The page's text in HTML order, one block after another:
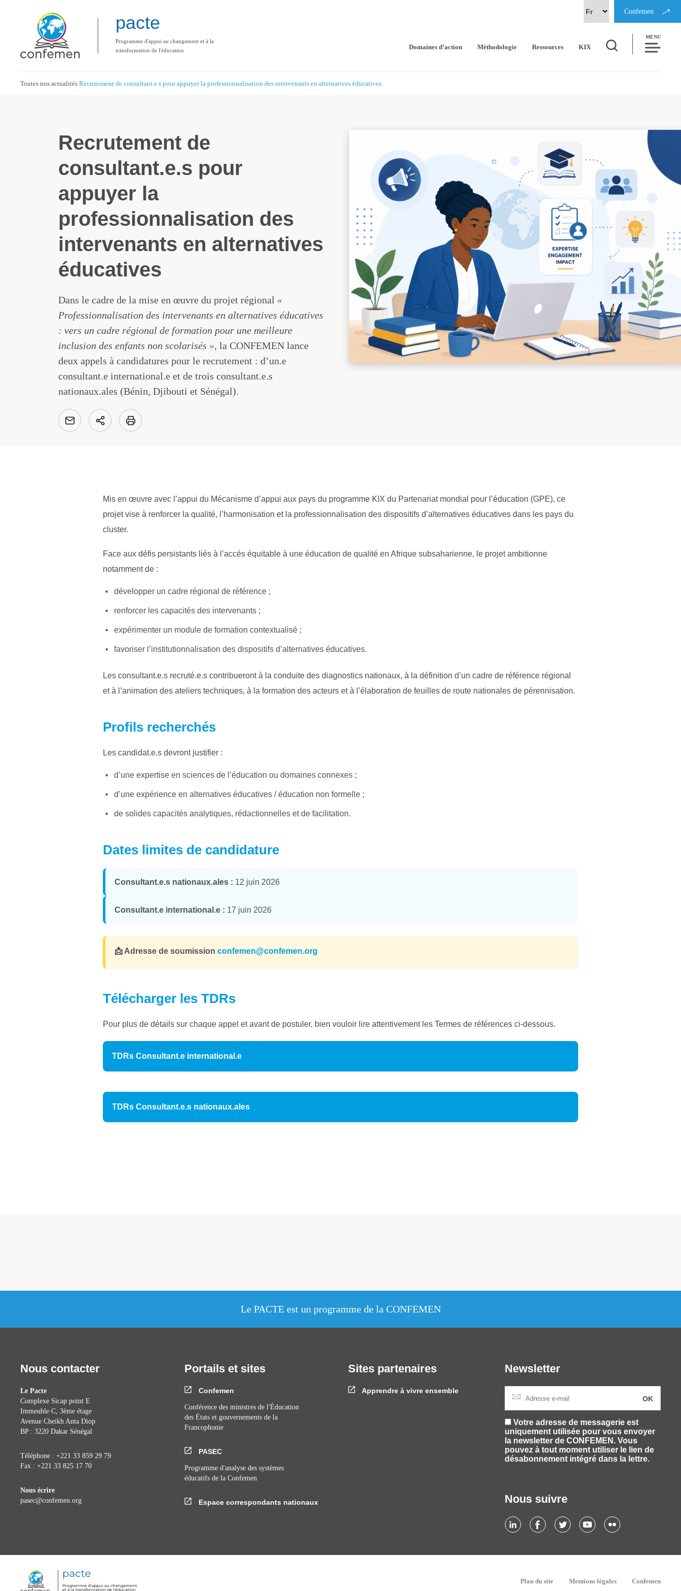
Confemen
pacte
Programme d'appui au changement et à la
transformation de l'éducation
Domaines d’action Méthodologie Ressources KIX
MENU
Toutes nos actualités Recrutement de consultant.e.s pour appuyer la professionnalisation des intervenants en alternatives éducatives
Recrutement de
consultant.e.s pour
appuyer la
professionnalisation des
intervenants en alternatives
éducatives
Dans le cadre de la mise en œuvre du projet régional «
Professionnalisation des intervenants en alternatives éducatives
: vers un cadre régional de formation pour une meilleure
inclusion des enfants non scolarisés », la CONFEMEN lance
deux appels à candidatures pour le recrutement : d’un.e
consultant.e international.e et de trois consultant.e.s
nationaux.ales (Bénin, Djibouti et Sénégal).
Mis en œuvre avec l’appui du Mécanisme d’appui aux pays du programme KIX du Partenariat mondial pour l’éducation (GPE), ce
projet vise à renforcer la qualité, l’harmonisation et la professionnalisation des dispositifs d’alternatives éducatives dans les pays du
cluster.
Face aux défis persistants liés à l’accès équitable à une éducation de qualité en Afrique subsaharienne, le projet ambitionne
notamment de :
développer un cadre régional de référence ;
renforcer les capacités des intervenants ;
expérimenter un module de formation contextualisé ;
favoriser l’institutionnalisation des dispositifs d’alternatives éducatives.
Les consultant.e.s recruté.e.s contribueront à la conduite des diagnostics nationaux, à la définition d’un cadre de référence régional
et à l’animation des ateliers techniques, à la formation des acteurs et à l’élaboration de feuilles de route nationales de pérennisation.
Profils recherchés
Les candidat.e.s devront justifier :
d’une expertise en sciences de l’éducation ou domaines connexes ;
d’une expérience en alternatives éducatives / éducation non formelle ;
de solides capacités analytiques, rédactionnelles et de facilitation.
Dates limites de candidature
Consultant.e.s nationaux.ales : 12 juin 2026
Consultant.e international.e : 17 juin 2026
📩 Adresse de soumission confemen@confemen.org
Télécharger les TDRs
Pour plus de détails sur chaque appel et avant de postuler, bien vouloir lire attentivement les Termes de références ci-dessous.
TDRs Consultant.e international.e
TDRs Consultant.e.s nationaux.ales
Le PACTE est un programme de la CONFEMEN
Nous contacter
Le Pacte
Complexe Sicap point E
Immeuble C, 3ème étage
Avenue Cheikh Anta Diop
BP : 3220 Dakar Sénégal
Téléphone : +221 33 859 29 79
Fax : +221 33 825 17 70
Nous écrire
pasec@confemen.org
Portails et sites
Confemen
Conférence des ministres de l'Éducation
des États et gouvernements de la
Francophonie
PASEC
Programme d'analyse des systèmes
éducatifs de la Confemen
Espace correspondants nationaux
Sites partenaires
Apprendre à vivre ensemble
Newsletter
Votre adresse de messagerie est
uniquement utilisée pour vous envoyer
la newsletter de CONFEMEN. Vous
pouvez à tout moment utiliser le lien de
désabonnement intégré dans la lettre.
Nous suivre
Plan du site Mentions légales Confemen